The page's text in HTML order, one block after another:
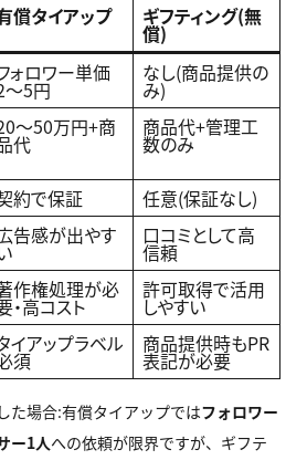
償タイアップ ギフティング(無
償)
ォロワー単価
〜5円
なし(商品提供の
み)
〜50万円+商
代
商品代+管理工
数のみ
約で保証
任意(保証なし)
告感が出やす 口コミとして高
信頼
作権処理が必
・高コスト
許可取得で活用
しやすい
イアップラベル
須
商品提供時もPR
表記が必要
た場合:有償タイアップではフォロワー
ー1人への依頼が限界ですが、ギフテ